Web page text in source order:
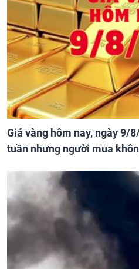
Giá vàng hôm nay, ngày 9/
tuần nhưng người mua